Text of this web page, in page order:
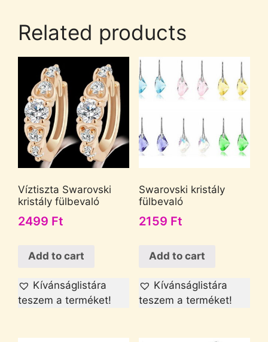
Related products
Víztiszta Swarovski
kristály fülbevaló
2499 Ft
Add to cart
Kívánságlistára
teszem a terméket!
Swarovski kristály
fülbevaló
2159 Ft
Add to cart
Kívánságlistára
teszem a terméket!